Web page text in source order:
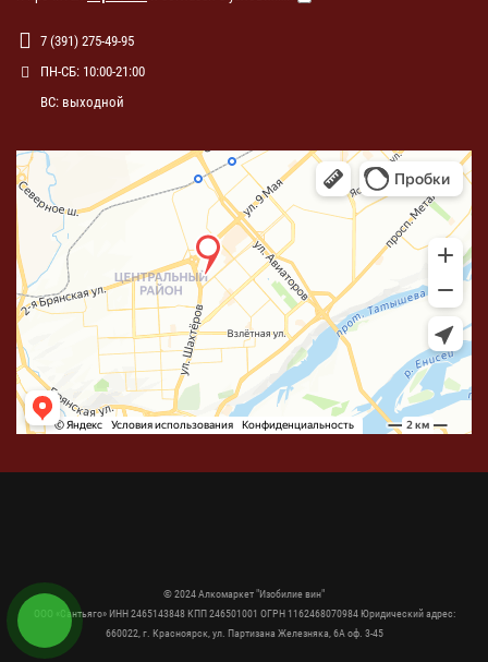
7 (391) 275-49-95
ПН-СБ: 10:00-21:00
ВС: выходной
© 2024 Алкомаркет "Изобилие вин"
ООО «Сантьяго» ИНН 2465143848 КПП 246501001 ОГРН 1162468070984 Юридический адрес:
660022, г. Красноярск, ул. Партизана Железняка, 6А оф. 3-45